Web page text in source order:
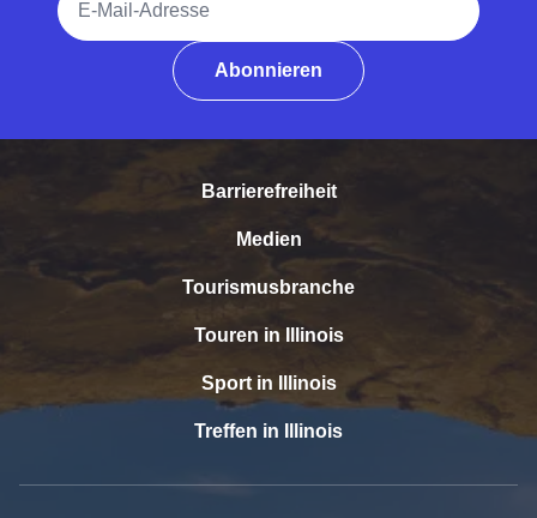
Abonnieren
Barrierefreiheit
Medien
Tourismusbranche
Touren in Illinois
Sport in Illinois
Treffen in Illinois